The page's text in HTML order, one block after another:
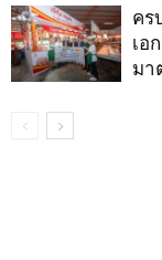
คร
เอ
มา